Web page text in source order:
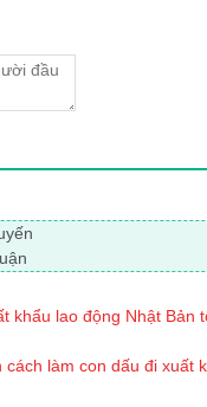
khẩu lao động Nhật Bản
cách làm con dấu đi xuất